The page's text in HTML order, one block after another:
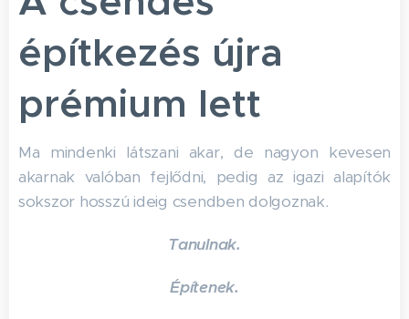
építkezés újra
prémium lett
Ma mindenki látszani akar, de nagyon kevesen
akarnak valóban fejlődni, pedig az igazi alapítók
sokszor hosszú ideig csendben dolgoznak.
Tanulnak.
Építenek.